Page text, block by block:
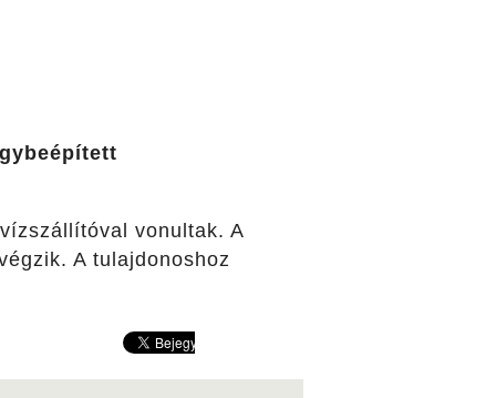
vonultak. A
A tulajdonoshoz